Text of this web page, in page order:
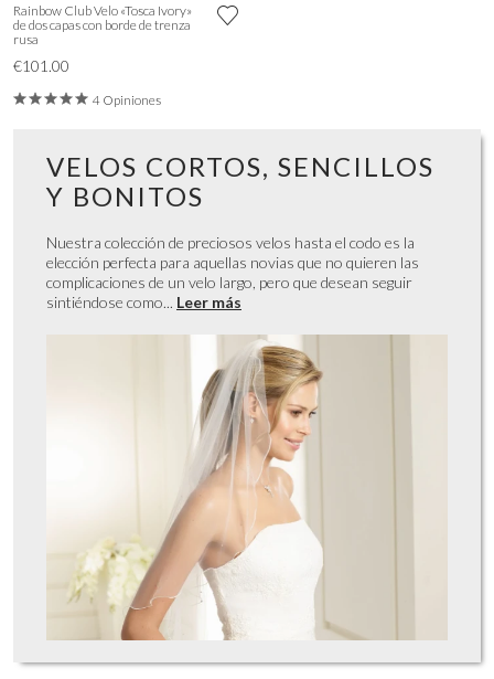
Rainbow Club Velo «Tosca Ivory»
de dos capas con borde de trenza
rusa
€101.00
4 Opiniones
VELOS CORTOS, SENCILLOS
Y BONITOS
Nuestra colección de preciosos velos hasta el codo es la
elección perfecta para aquellas novias que no quieren las
complicaciones de un velo largo, pero que desean seguir
sintiéndose como... Leer más